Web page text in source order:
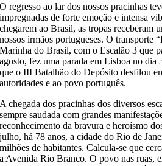
O regresso ao lar dos nossos pracinhas
impregnadas de forte emoção e intensa
chegarem ao Brasil,as tropas receberam
nossos irmãos portugueses. O transporte
Marinha do Brasil,com o Escalão 3que
agosto, fez uma parada em Lisboa no dia
que o III Batalhão do Depósito desfilou
autoridades e ao povo português.
A chegada dos pracinhas dos diversos
sempresaudada com grandes
reconhecimento da bravura e heroísmo
julho, há 78 anos,a cidade do Rio de
milhões de habitantes. Calcula-se que
a Avenida Rio Branco. O povo nas ruas,